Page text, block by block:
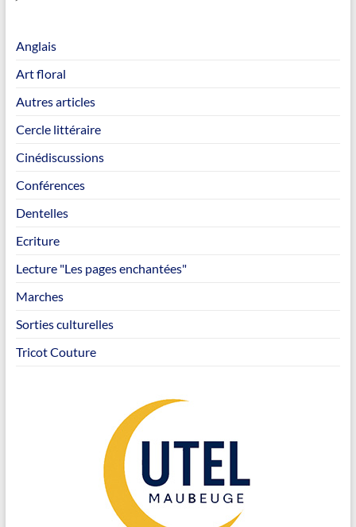
Anglais
Art floral
Autres articles
Cercle littéraire
Cinédiscussions
Conférences
Dentelles
Ecriture
Lecture "Les pages enchantées"
Marches
Sorties culturelles
Tricot Couture